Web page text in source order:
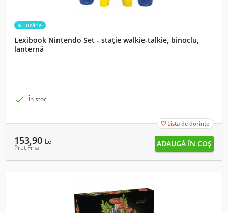
Jucărie
Lexibook Nintendo Set - stație walkie-talkie, binoclu,
lanternă
 În stoc
 Lista de dorințe
153,90 Lei
Preț Final